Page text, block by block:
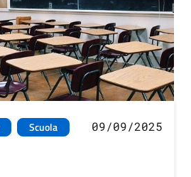
Scuola
09/09/2025